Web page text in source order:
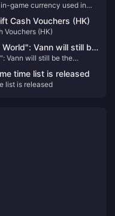
game currency used in
royale games worldwide.
game items, including
Royal Pass, which
With UC, you can
your characters
Cash Vouchers (HK)
Vouchers (HK)
Vann will still be
expression will be
Vann will still be the
time list is released
list is released